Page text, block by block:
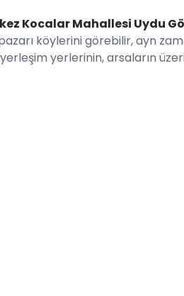
Kocalar Mahallesi Uydu
köylerini görebilir, ayn
yerlerinin, arsaların